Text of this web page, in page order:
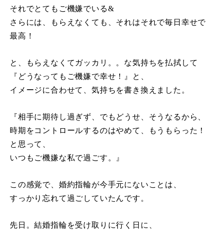
それでとてもご機嫌でいる&
さらには、もらえなくても、それはそれで毎日幸せで
最高！
と、もらえなくてガッカリ。。な気持ちを払拭して
『どうなってもご機嫌で幸せ！』と、
イメージに合わせて、気持ちを書き換えました。
『相手に期待し過ぎず、でもどうせ、そうなるから、
時期をコントロールするのはやめて、もうもらった！
と思って、
いつもご機嫌な私で過ごす。』
この感覚で、婚約指輪が今手元にないことは、
すっかり忘れて過ごしていたんです。
先日。結婚指輪を受け取りに行く日に、